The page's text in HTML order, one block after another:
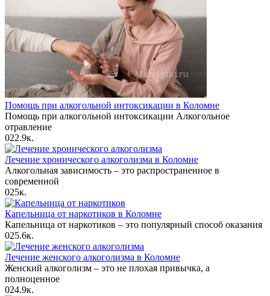
Помощь при алкогольной интоксикации в Коломне
Помощь при алкогольной интоксикации Алкогольное
отравление
022.9к.
Лечение хронического алкоголизма в Коломне
Алкогольная зависимость – это распространенное в
современной
025к.
Капельница от наркотиков в Коломне
Капельница от наркотиков – это популярный способ оказания
025.6к.
Лечение женского алкоголизма в Коломне
Женский алкоголизм – это не плохая привычка, а
полноценное
024.9к.